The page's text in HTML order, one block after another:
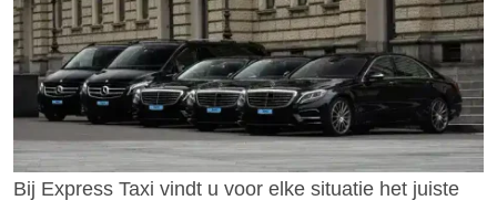
Bij Express Taxi vindt u voor elke situatie het juiste